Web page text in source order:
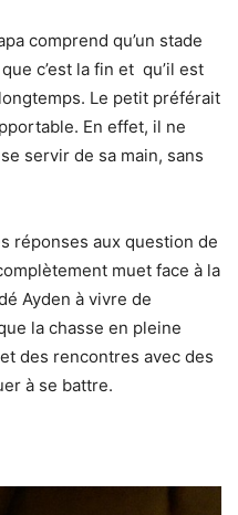
comprend qu’un stade
c’est la fin et qu’il est
Le petit préférait
En effet, il ne
servir de sa main, sans
réponses aux question de
muet face à la
Ayden à vivre de
la chasse en pleine
des rencontres avec des
à se battre.